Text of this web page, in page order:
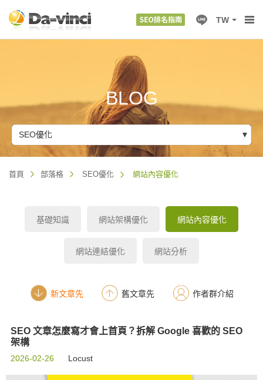
TW
BLOG
SEO優化
首頁 部落格 SEO優化 網站內容優化
基礎知識 網站架構優化 網站內容優化
網站連結優化 網站分析
新文章先 舊文章先 作者群介紹
SEO 文章怎麼寫才會上首頁？拆解 Google 喜歡的 SEO
架構
2026-02-26 Locust